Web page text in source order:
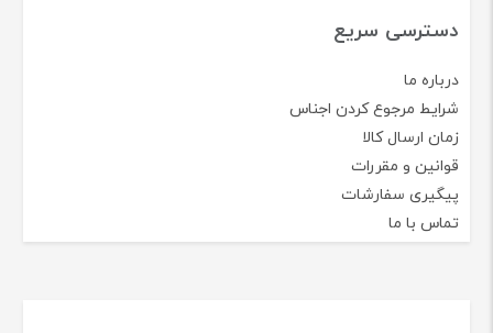
دسترسی سریع
درباره ما
شرایط مرجوع کردن اجناس
زمان ارسال کالا
قوانین و مقررات
پیگیری سفارشات
تماس با ما